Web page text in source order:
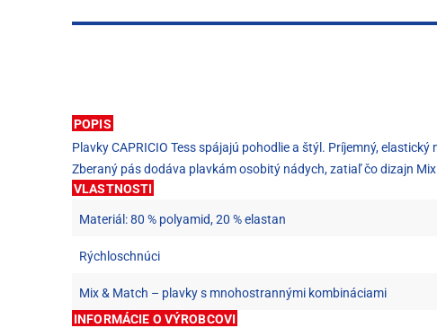
POPIS
Plavky CAPRICIO Tess spájajú pohodlie a štýl. Príjemný,
Zberaný pás dodáva plavkám osobitý nádych, zatiaľ čo dizajn
VLASTNOSTI
Materiál: 80 % polyamid, 20 % elastan
Rýchloschnúci
Mix & Match – plavky s mnohostrannými kombináciami
INFORMÁCIE O VÝROBCOVI